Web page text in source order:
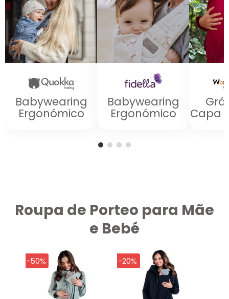
Babywearing
Ergonómico
Babywearing
Ergonómico Capa
Roupa de Porteo para Mãe
e Bebé
-50% -20%